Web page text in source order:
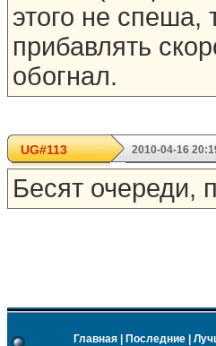
этого не спеша,
прибавлять
обогнал.
UG#113 2010-04-16
Бесят очереди,
Главная Последние